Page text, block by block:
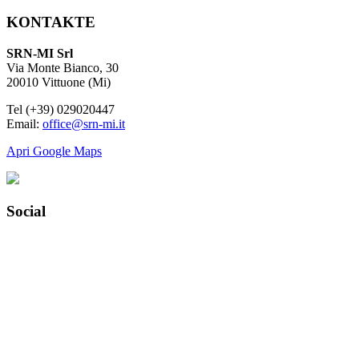
KONTAKTE
SRN-MI Srl
Via Monte Bianco, 30
20010 Vittuone (Mi)
Tel (+39) 029020447
Email: office@srn-mi.it
Apri Google Maps
Social